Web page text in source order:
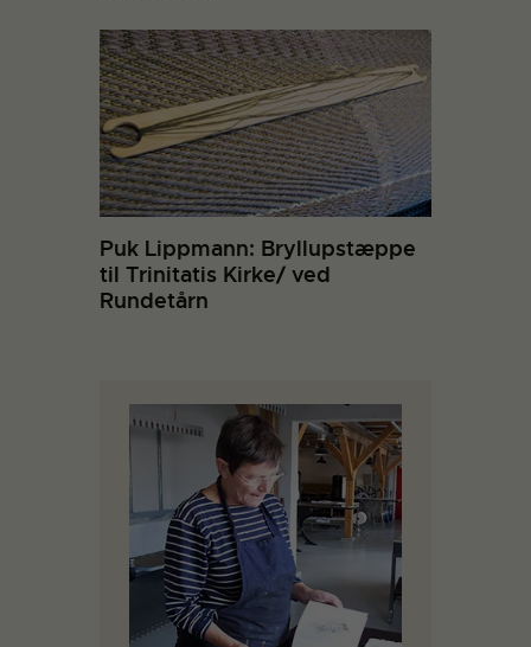
Puk Lippmann: Bryllupstæppe
til Trinitatis Kirke/ ved
Rundetårn